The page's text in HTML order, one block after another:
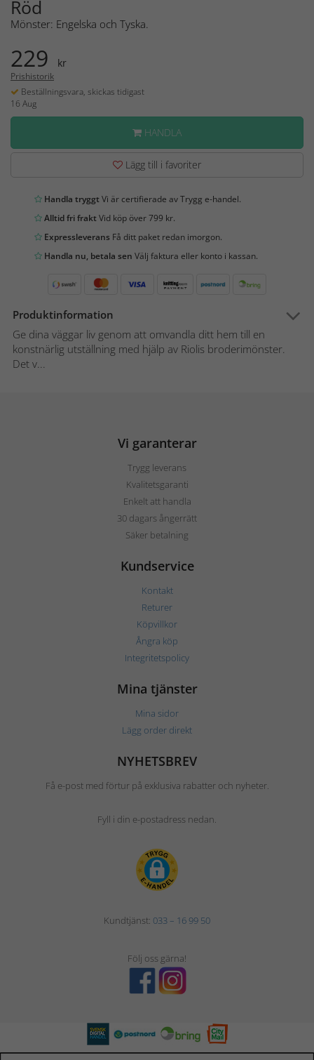
Röd
Mönster: Engelska och Tyska.
229 kr
Prishistorik
Beställningsvara, skickas tidigast
16 Aug
HANDLA
Lägg till i favoriter
Handla tryggtVi är certifierade av Trygg e-handel.
Alltid fri fraktVid köp över 799 kr.
Expressleverans Få ditt paket redan imorgon.
Handla nu, betala sen Välj faktura eller konto i kassan.
Produktinformation
Ge dina väggar liv genom att omvandla ditt hem till en
konstnärlig utställning med hjälp av Riolis broderimönster.
Det v...
Vi garanterar
Trygg leverans
Kvalitetsgaranti
Enkelt att handla
30 dagars ångerrätt
Säker betalning
Kundservice
Kontakt
Returer
Köpvillkor
Ångra köp
Integritetspolicy
Mina tjänster
Mina sidor
Lägg order direkt
NYHETSBREV
Få e-post med förtur på exklusiva rabatter och nyheter.
Fyll i din e-postadress nedan.
Kundtjänst: 033 – 16 99 50
Följ oss gärna!